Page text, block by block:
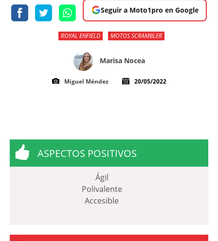
Seguir a Moto1pro en Google
ROYAL ENFIELD MOTOS SCRAMBLER
Marisa Nocea
Miguel Méndez 20/05/2022
ASPECTOS POSITIVOS
Ágil
Polivalente
Accesible